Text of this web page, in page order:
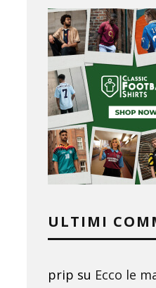
ULTIMI
prip su Ecco le